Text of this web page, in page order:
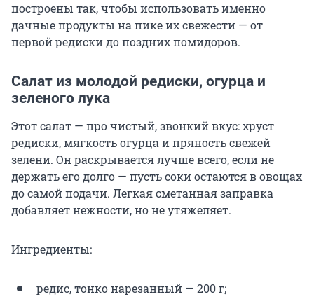
построены так, чтобы использовать именно
дачные продукты на пике их свежести — от
первой редиски до поздних помидоров.
Салат из молодой редиски, огурца и
зеленого лука
Этот салат — про чистый, звонкий вкус: хруст
редиски, мягкость огурца и пряность свежей
зелени. Он раскрывается лучше всего, если не
держать его долго — пусть соки остаются в овощах
до самой подачи. Легкая сметанная заправка
добавляет нежности, но не утяжеляет.
Ингредиенты:
редис, тонко нарезанный — 200 г;